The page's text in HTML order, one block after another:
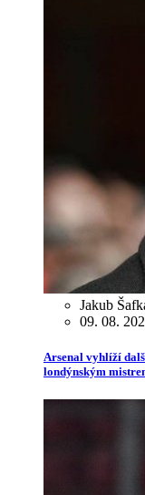
Jakub
09. 08.
Arsenal vyhlíží
londýnským